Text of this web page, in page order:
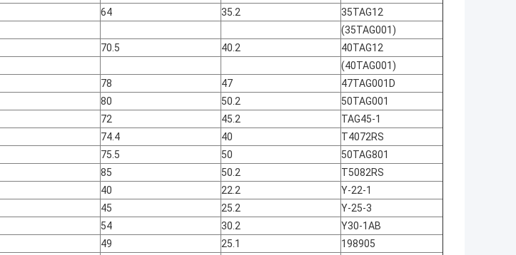
35TAG12
35.2
64
(35TAG001)
40TAG12
40.2
70.5
(40TAG001)
47TAG001D
47
78
50TAG001
50.2
80
TAG45-1
45.2
72
T4072RS
40
74.4
50TAG801
50
75.5
T5082RS
50.2
85
Y-22-1
22.2
40
Y-25-3
25.2
45
Y30-1AB
30.2
54
198905
25.1
49